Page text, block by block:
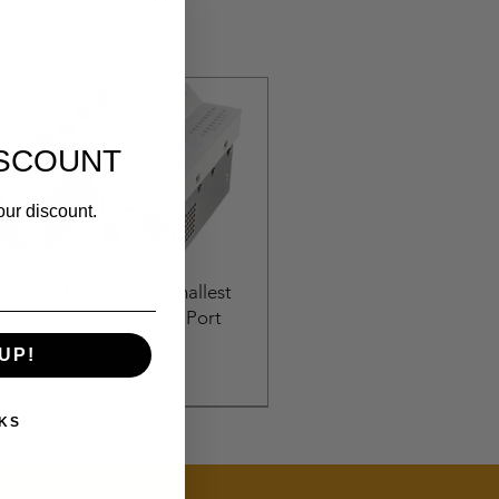
Microsens Smallest
Ethernet switch! · 6-Port
السعر‏٣٬٢٥٠٫٠٠ ر.ق.‏
discount.